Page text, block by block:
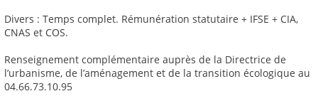
Divers : Temps complet. Rémunération statutaire + IFSE + CIA,
CNAS et COS.
Renseignement complémentaire auprès de la Directrice de
l’urbanisme, de l’aménagement et de la transition écologique au
04.66.73.10.95